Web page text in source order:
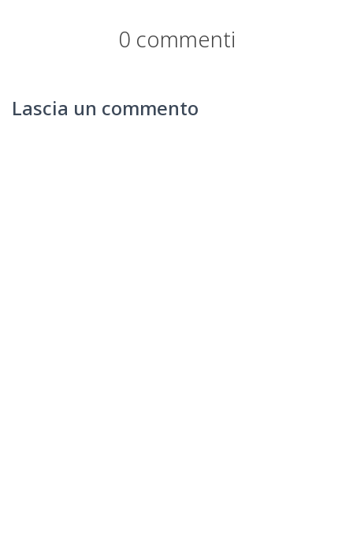
0 commenti
Lascia un commento